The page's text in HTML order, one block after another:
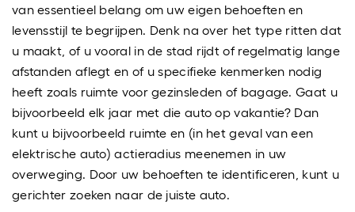
van essentieel belang om uw eigen behoeften en
levensstijl te begrijpen. Denk na over het type ritten dat
u maakt, of u vooral in de stad rijdt of regelmatig lange
afstanden aflegt en of u specifieke kenmerken nodig
heeft zoals ruimte voor gezinsleden of bagage. Gaat u
bijvoorbeeld elk jaar met die auto op vakantie? Dan
kunt u bijvoorbeeld ruimte en (in het geval van een
elektrische auto) actieradius meenemen in uw
overweging. Door uw behoeften te identificeren, kunt u
gerichter zoeken naar de juiste auto.